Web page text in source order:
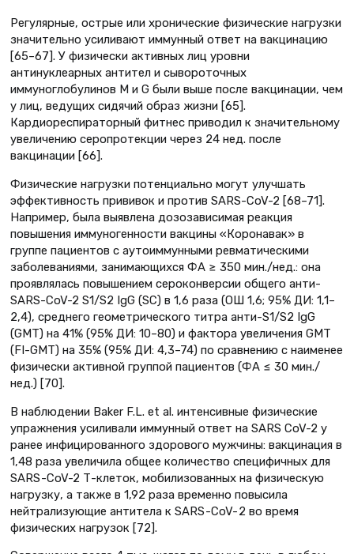
Регулярные, острые или хронические физические нагрузки
значительно усиливают иммунный ответ на вакцинацию
[65–67]. У физически активных лиц уровни
антинуклеарных антител и сывороточных
иммуноглобулинов M и G были выше после вакцинации, чем
у лиц, ведущих сидячий образ жизни [65].
Кардиореспираторный фитнес приводил к значительному
увеличению серопротекции через 24 нед. после
вакцинации [66].
Физические нагрузки потенциально могут улучшать
эффективность прививок и против SARS-CoV-2 [68–71].
Например, была выявлена дозозависимая реакция
повышения иммуногенности вакцины «Коронавак» в
группе пациентов с аутоиммунными ревматическими
заболеваниями, занимающихся ФА ≥ 350 мин./нед.: она
проявлялась повышением сероконверсии общего анти-
SARS-CoV-2 S1/S2 IgG (SC) в 1,6 раза (ОШ 1,6; 95% ДИ: 1,1–
2,4), среднего геометрического титра анти-S1/S2 IgG
(GMT) на 41% (95% ДИ: 10–80) и фактора увеличения GMT
(FI-GMT) на 35% (95% ДИ: 4,3–74) по сравнению с наименее
физически активной группой пациентов (ФА ≤ 30 мин./
нед.) [70].
В наблюдении Baker F.L. et al. интенсивные физические
упражнения усиливали иммунный ответ на SARS CoV-2 у
ранее инфицированного здорового мужчины: вакцинация в
1,48 раза увеличила общее количество специфичных для
SARS -CoV-2 Т-клеток, мобилизованных на физическую
нагрузку, а также в 1,92 раза временно повысила
нейтрализующие антитела к SARS -CoV- 2 во время
физических нагрузок [72].